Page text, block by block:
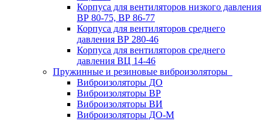
Корпуса для вентиляторов низкого давления
ВР 80-75, ВР 86-77
Корпуса для вентиляторов среднего
давления ВР 280-46
Корпуса для вентиляторов среднего
давления ВЦ 14-46
Пружинные и резиновые виброизоляторы
Виброизоляторы ДО
Виброизоляторы ВР
Виброизоляторы ВИ
Виброизоляторы ДО-М